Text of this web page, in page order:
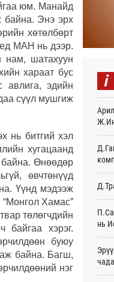
юм. Манайд
байна. Энэ эрх
хөтөлбөрт
МАН нь дээр.
нам, шатахуун
хараат бус
авлига, эдийн
сүүл мушгиж
нь битгий хэл
хугацаанд
байна. Өнөөдөр
өвчтөнүүд
Үүнд мэдээж
Хамас”
төлөгчдийн
байгаа хэрэг.
буюу
байна. Багш,
нэг
i
нь